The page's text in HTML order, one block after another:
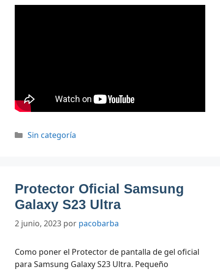
Categorías
Sin categoría
Protector Oficial Samsung
Galaxy S23 Ultra
2 junio, 2023 por pacobarba
Como poner el Protector de pantalla de gel oficial
para Samsung Galaxy S23 Ultra. Pequeño